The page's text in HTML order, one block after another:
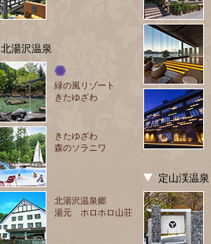
北湯沢温泉
緑の風リゾート
きたゆざわ
きたゆざわ
森のソラニワ
北湯沢温泉郷
湯元 ホロホロ山荘
定山渓温泉